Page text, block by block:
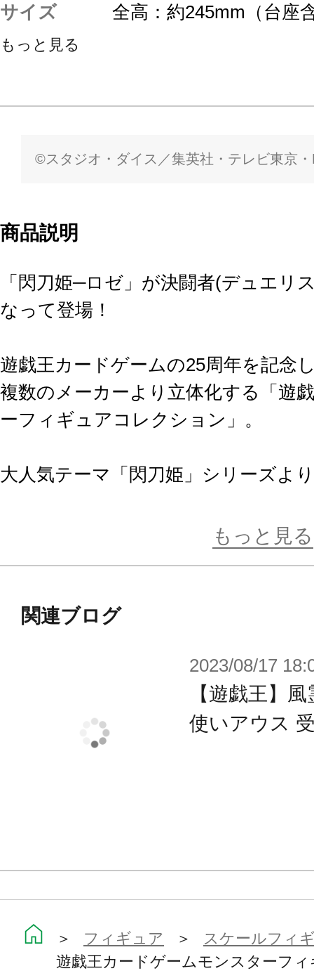
サイズ
全高：約245mm（台座
もっと見る
©スタジオ・ダイス／集英社・テレビ東京
商品説明
「閃刀姫─ロゼ」が決闘者(デュエリ
なって登場！
遊戯王カードゲームの25周年を記念
複数のメーカーより立体化する「遊
ーフィギュアコレクション」。
大人気テーマ「閃刀姫」シリーズよ
で、カードでは確認しきれない細か
やマフラーなど見どころ満載です。
「閃刀姫─レイ」と並べれば、「閃
しみいただけます。
もっと見る
関連ブログ
2023/08/17
【遊戯王】
使いアウス
＞ フィギュア ＞
スケールフィ
遊戯王カードゲームモンスターフ